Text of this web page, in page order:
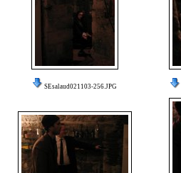
SEsalaud021103-256.JPG